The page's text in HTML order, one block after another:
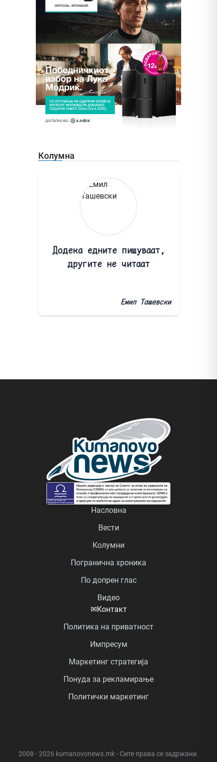
Колумна
Додека едните пишуваат,
другите не читаат
Емил Ташевски
Насловна
Вести
Колумни
Погранична хроника
По допрен глас
Видео
✉Контакт
Политика на приватност
Импресум
Маркетинг стратегија
Понуда за рекламирање
Политички маркетинг
2008 - 2026 kumanovonews.mk - Сите права се задржани.